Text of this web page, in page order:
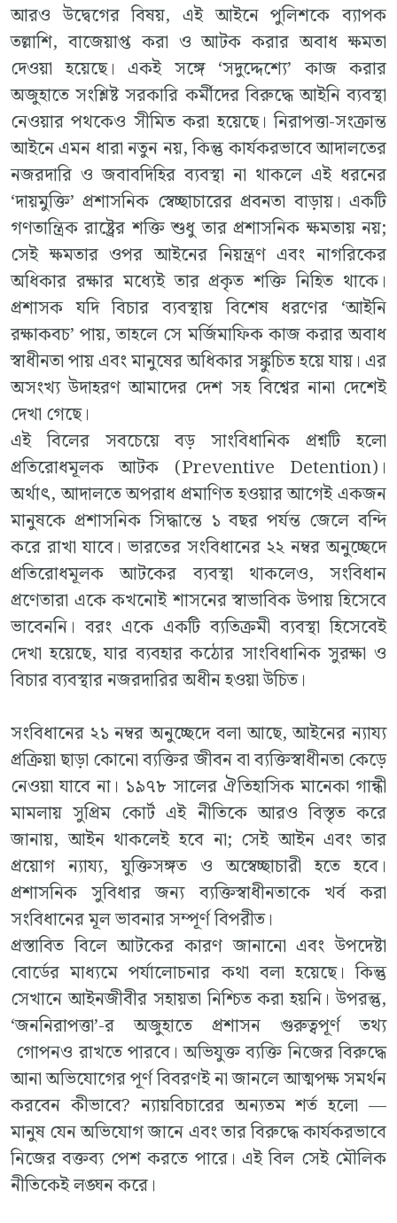
আরও উদ্বেগের বিষয়, এই আইনে পুলিশকে ব্যাপক
তল্লাশি, বাজেয়াপ্ত করা ও আটক করার অবাধ ক্ষমতা
দেওয়া হয়েছে। একই সঙ্গে ‘সদুদ্দেশ্যে’ কাজ করার
অজুহাতে সংশ্লিষ্ট সরকারি কর্মীদের বিরুদ্ধে আইনি ব্যবস্থা
নেওয়ার পথকেও সীমিত করা হয়েছে। নিরাপত্তা-সংক্রান্ত
আইনে এমন ধারা নতুন নয়, কিন্তু কার্যকরভাবে আদালতের
নজরদারি ও জবাবদিহির ব্যবস্থা না থাকলে এই ধরনের
‘দায়মুক্তি’ প্রশাসনিক স্বেচ্ছাচারের প্রবনতা বাড়ায়। একটি
গণতান্ত্রিক রাষ্ট্রের শক্তি শুধু তার প্রশাসনিক ক্ষমতায় নয়;
সেই ক্ষমতার ওপর আইনের নিয়ন্ত্রণ এবং নাগরিকের
অধিকার রক্ষার মধ্যেই তার প্রকৃত শক্তি নিহিত থাকে।
প্রশাসক যদি বিচার ব্যবস্থায় বিশেষ ধরণের ‘আইনি
রক্ষাকবচ’ পায়, তাহলে সে মর্জিমাফিক কাজ করার অবাধ
স্বাধীনতা পায় এবং মানুষের অধিকার সঙ্কুচিত হয়ে যায়। এর
অসংখ্য উদাহরণ আমাদের দেশ সহ বিশ্বের নানা দেশেই
দেখা গেছে।
এই বিলের সবচেয়ে বড় সাংবিধানিক প্রশ্নটি হলো
প্রতিরোধমূলক আটক (Preventive Detention)।
অর্থাৎ, আদালতে অপরাধ প্রমাণিত হওয়ার আগেই একজন
মানুষকে প্রশাসনিক সিদ্ধান্তে ১ বছর পর্যন্ত জেলে বন্দি
করে রাখা যাবে। ভারতের সংবিধানের ২২ নম্বর অনুচ্ছেদে
প্রতিরোধমূলক আটকের ব্যবস্থা থাকলেও, সংবিধান
প্রণেতারা একে কখনোই শাসনের স্বাভাবিক উপায় হিসেবে
ভাবেননি। বরং একে একটি ব্যতিক্রমী ব্যবস্থা হিসেবেই
দেখা হয়েছে, যার ব্যবহার কঠোর সাংবিধানিক সুরক্ষা ও
বিচার ব্যবস্থার নজরদারির অধীন হওয়া উচিত।
সংবিধানের ২১ নম্বর অনুচ্ছেদে বলা আছে, আইনের ন্যায্য
প্রক্রিয়া ছাড়া কোনো ব্যক্তির জীবন বা ব্যক্তিস্বাধীনতা কেড়ে
নেওয়া যাবে না। ১৯৭৮ সালের ঐতিহাসিক মানেকা গান্ধী
মামলায় সুপ্রিম কোর্ট এই নীতিকে আরও বিস্তৃত করে
জানায়, আইন থাকলেই হবে না; সেই আইন এবং তার
প্রয়োগ ন্যায্য, যুক্তিসঙ্গত ও অস্বেচ্ছাচারী হতে হবে।
প্রশাসনিক সুবিধার জন্য ব্যক্তিস্বাধীনতাকে খর্ব করা
সংবিধানের মূল ভাবনার সম্পূর্ণ বিপরীত।
প্রস্তাবিত বিলে আটকের কারণ জানানো এবং উপদেষ্টা
বোর্ডের মাধ্যমে পর্যালোচনার কথা বলা হয়েছে। কিন্তু
সেখানে আইনজীবীর সহায়তা নিশ্চিত করা হয়নি। উপরন্তু,
‘জননিরাপত্তা’-র অজুহাতে প্রশাসন গুরুত্বপূর্ণ তথ্য
গোপনও রাখতে পারবে। অভিযুক্ত ব্যক্তি নিজের বিরুদ্ধে
আনা অভিযোগের পূর্ণ বিবরণই না জানলে আত্মপক্ষ সমর্থন
করবেন কীভাবে? ন্যায়বিচারের অন্যতম শর্ত হলো —
মানুষ যেন অভিযোগ জানে এবং তার বিরুদ্ধে কার্যকরভাবে
নিজের বক্তব্য পেশ করতে পারে। এই বিল সেই মৌলিক
নীতিকেই লঙ্ঘন করে।